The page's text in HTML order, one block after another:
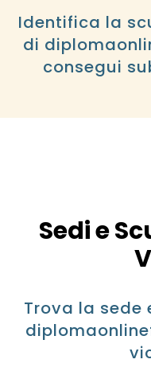
Identifica la
di
consegui
Sedi e
Trova la